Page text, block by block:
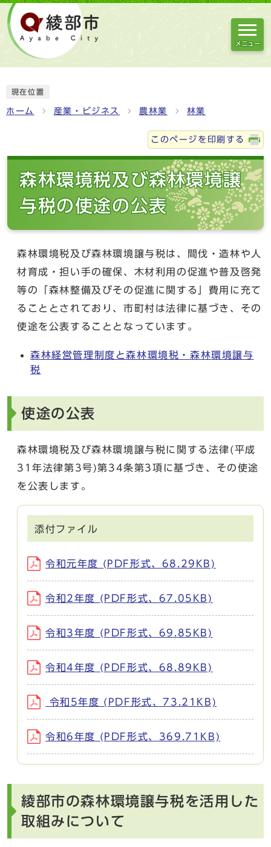
メニュー
現在位置
ホーム 産業・ビジネス 農林業 林業
このページを印刷する
森林環境税及び森林環境譲
与税の使途の公表
森林環境税及び森林環境譲与税は、間伐・造林や人
材育成・担い手の確保、木材利用の促進や普及啓発
等の「森林整備及びその促進に関する」費用に充て
ることとされており、市町村は法律に基づき、その
使途を公表することとなっています。
森林経営管理制度と森林環境税・森林環境譲与
税
使途の公表
森林環境税及び森林環境譲与税に関する法律(平成
31年法律第3号)第34条第3項に基づき、その使途
を公表します。
添付ファイル
令和元年度 (PDF形式、68.29KB)
令和2年度 (PDF形式、67.05KB)
令和3年度 (PDF形式、69.85KB)
令和4年度 (PDF形式、68.89KB)
令和5年度 (PDF形式、73.21KB)
令和6年度 (PDF形式、369.71KB)
綾部市の森林環境譲与税を活用した
取組みについて